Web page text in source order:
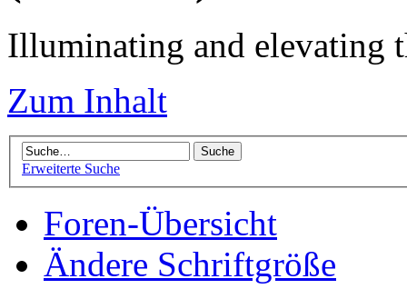
Illuminating and elevating
Zum Inhalt
Erweiterte Suche
Foren-Übersicht
Ändere Schriftgröße